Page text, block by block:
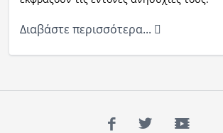
Διαβάστε περισσότερα...
Facebook
Twitter